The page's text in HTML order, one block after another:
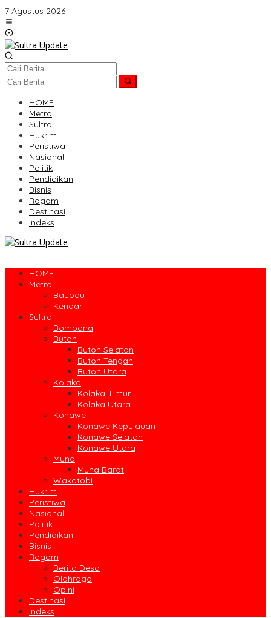
Lewati
ke
konten
7 Agustus 2026
HOME
Metro
Sultra
Hukrim
Peristiwa
Nasional
Politik
Pendidikan
Bisnis
Ragam
Destinasi
Indeks
HOME
Metro
Baubau
Kendari
Sultra
Bombana
Buton
Buton Selatan
Buton Tengah
Buton Utara
Kolaka
Kolaka Timur
Kolaka Utara
Konawe
Konawe Kepulauan
Konawe Selatan
Konawe Utara
Muna
Muna Barat
Wakatobi
Hukrim
Peristiwa
Nasional
Politik
Pendidikan
Bisnis
Ragam
Berita Desa
Olahraga
Opini
Destinasi
Indeks